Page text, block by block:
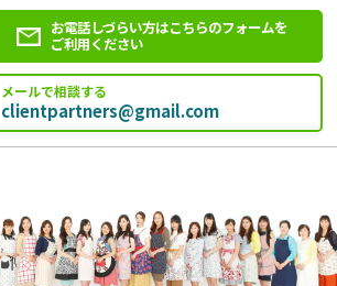
お電話しづらい方はこちらのフォームを
ご利用ください
メールで相談する
clientpartners@gmail.com